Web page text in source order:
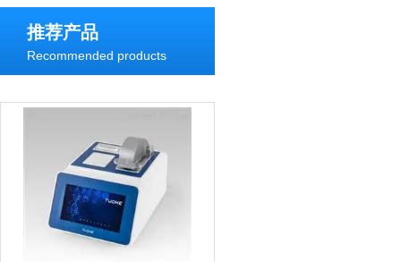
推荐产品
Recommended products